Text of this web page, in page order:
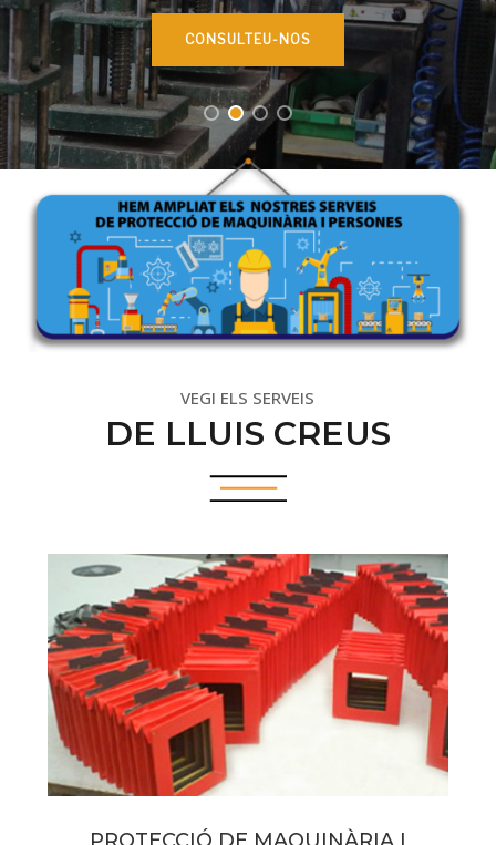
CONSULTEU-NOS
VEGI ELS SERVEIS
DE LLUIS CREUS